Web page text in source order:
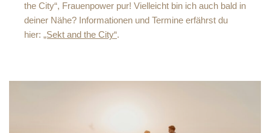
the City“, Frauenpower pur! Vielleicht bin ich auch bald in
deiner Nähe? Informationen und Termine erfährst du
hier: „Sekt and the City“.